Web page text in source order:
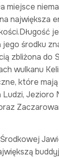
miejsce
największa
jego środku
zbliżona do
wulkanu
które
Jezioro